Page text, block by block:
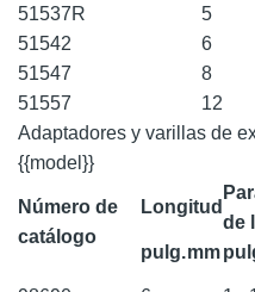
51537R 5
51542
6
51547
8
51557
12
Adaptadores y varillas de
{{model}}
Número de
catálogo
Longitud
de
pulg.mm